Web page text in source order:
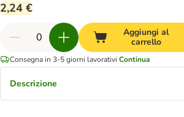
2,24 €
Aggiungi al
carrello
Consegna in 3-5 giorni lavorativi Continua
Descrizione